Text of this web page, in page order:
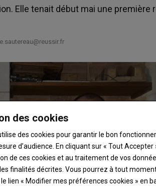
Elle tenait début mai une première
des cookies
des cookies pour garantir le bon
d’audience. En cliquant sur « Tout
de ces cookies et au traitement de vos
finalités décrites. Vous pourrez à tout
lien « Modifier mes préférences cookies » en